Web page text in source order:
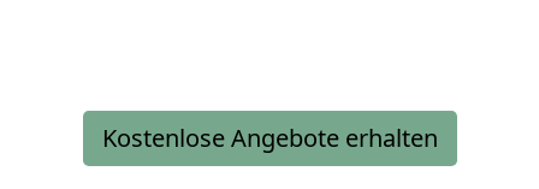
Kostenlose Angebote erhalten